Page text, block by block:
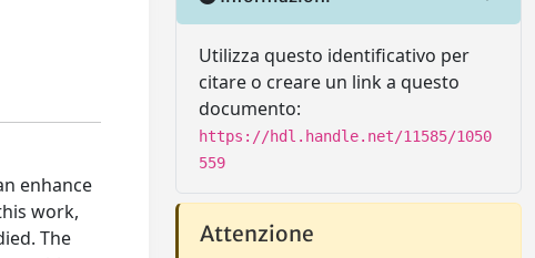
enhance
work,
The
Utilizza questo identificativo per
citare o creare un link a questo
documento:
https://hdl.handle.net/11585/1050
559
Attenzione